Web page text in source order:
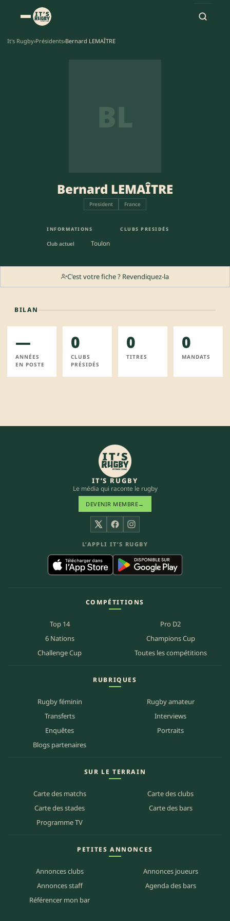
It's Rugby›Présidents›Bernard LEMAÎTRE
BL
Bernard LEMAÎTRE
President France
INFORMATIONS
Club actuel Toulon
CLUBS PRESIDÉS
C'est votre fiche ? Revendiquez-la
BILAN
—
ANNÉES
EN POSTE
0
CLUBS
PRÉSIDÉS
0
TITRES
0
MANDATS
IT’S RUGBY
Le média qui raconte le rugby
DEVENIR MEMBRE→
X FacebookInstagram
L’APPLI IT’S RUGBY
COMPÉTITIONS
Top 14
Pro D2
6 Nations
Champions Cup
Challenge Cup
Toutes les compétitions
RUBRIQUES
Rugby féminin
Rugby amateur
Transferts
Interviews
Enquêtes
Portraits
Blogs partenaires
SUR LE TERRAIN
Carte des matchs
Carte des clubs
Carte des stades
Carte des bars
Programme TV
PETITES ANNONCES
Annonces clubs
Annonces joueurs
Annonces staff
Agenda des bars
Référencer mon bar